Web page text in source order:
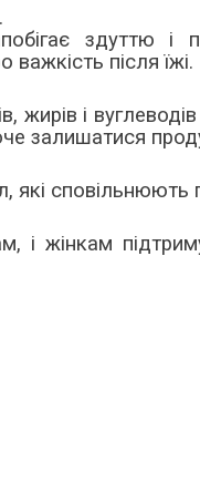
здуттю
після їжі.
і
залишатися
які сповільнюють
і жінкам